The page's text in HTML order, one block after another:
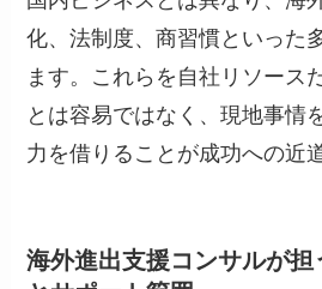
化、法制度、商習慣といった
ます。これらを自社リソース
とは容易ではなく、現地事情
力を借りることが成功への近
海外進出支援コンサルが